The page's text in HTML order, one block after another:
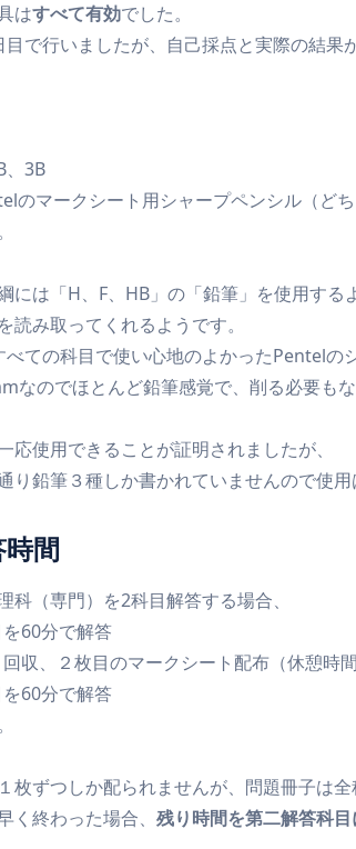
はすべて有効でした。
で行いましたが、自己採点と実際の結果
、3B
のマークシート用シャープペンシル（どち
には「H、F、HB」の「鉛筆」を使用す
読み取ってくれるようです。
ての科目で使い心地のよかったPentelの
なのでほとんど鉛筆感覚で、削る必要もな
応使用できることが証明されましたが、
り鉛筆３種しか書かれていませんので使用
間
科（専門）を2科目解答する場合、
60分で解答
収、２枚目のマークシート配布（休憩時間
60分で解答
枚ずつしか配られませんが、問題冊子は全
く終わった場合、 残り時間を第二解答科